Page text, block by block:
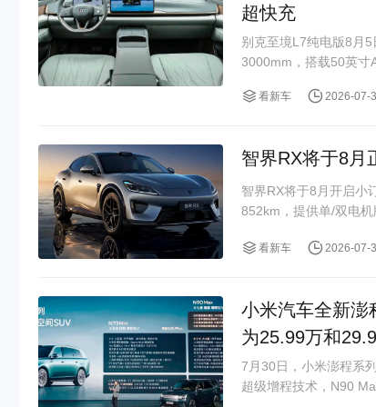
超快充
别克至境L7纯电版8月
3000mm，搭载50英寸
看新车 2026-07-
智界RX将于8月
智界RX将于8月开启小
852km，提供单/双电机
看新车 2026-07-
小米汽车全新
为25.99万和
7月30日，小米澎程系
超级增程技术，N90